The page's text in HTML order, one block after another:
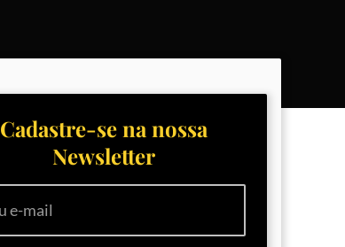
Cadastre-se na nossa
Newsletter